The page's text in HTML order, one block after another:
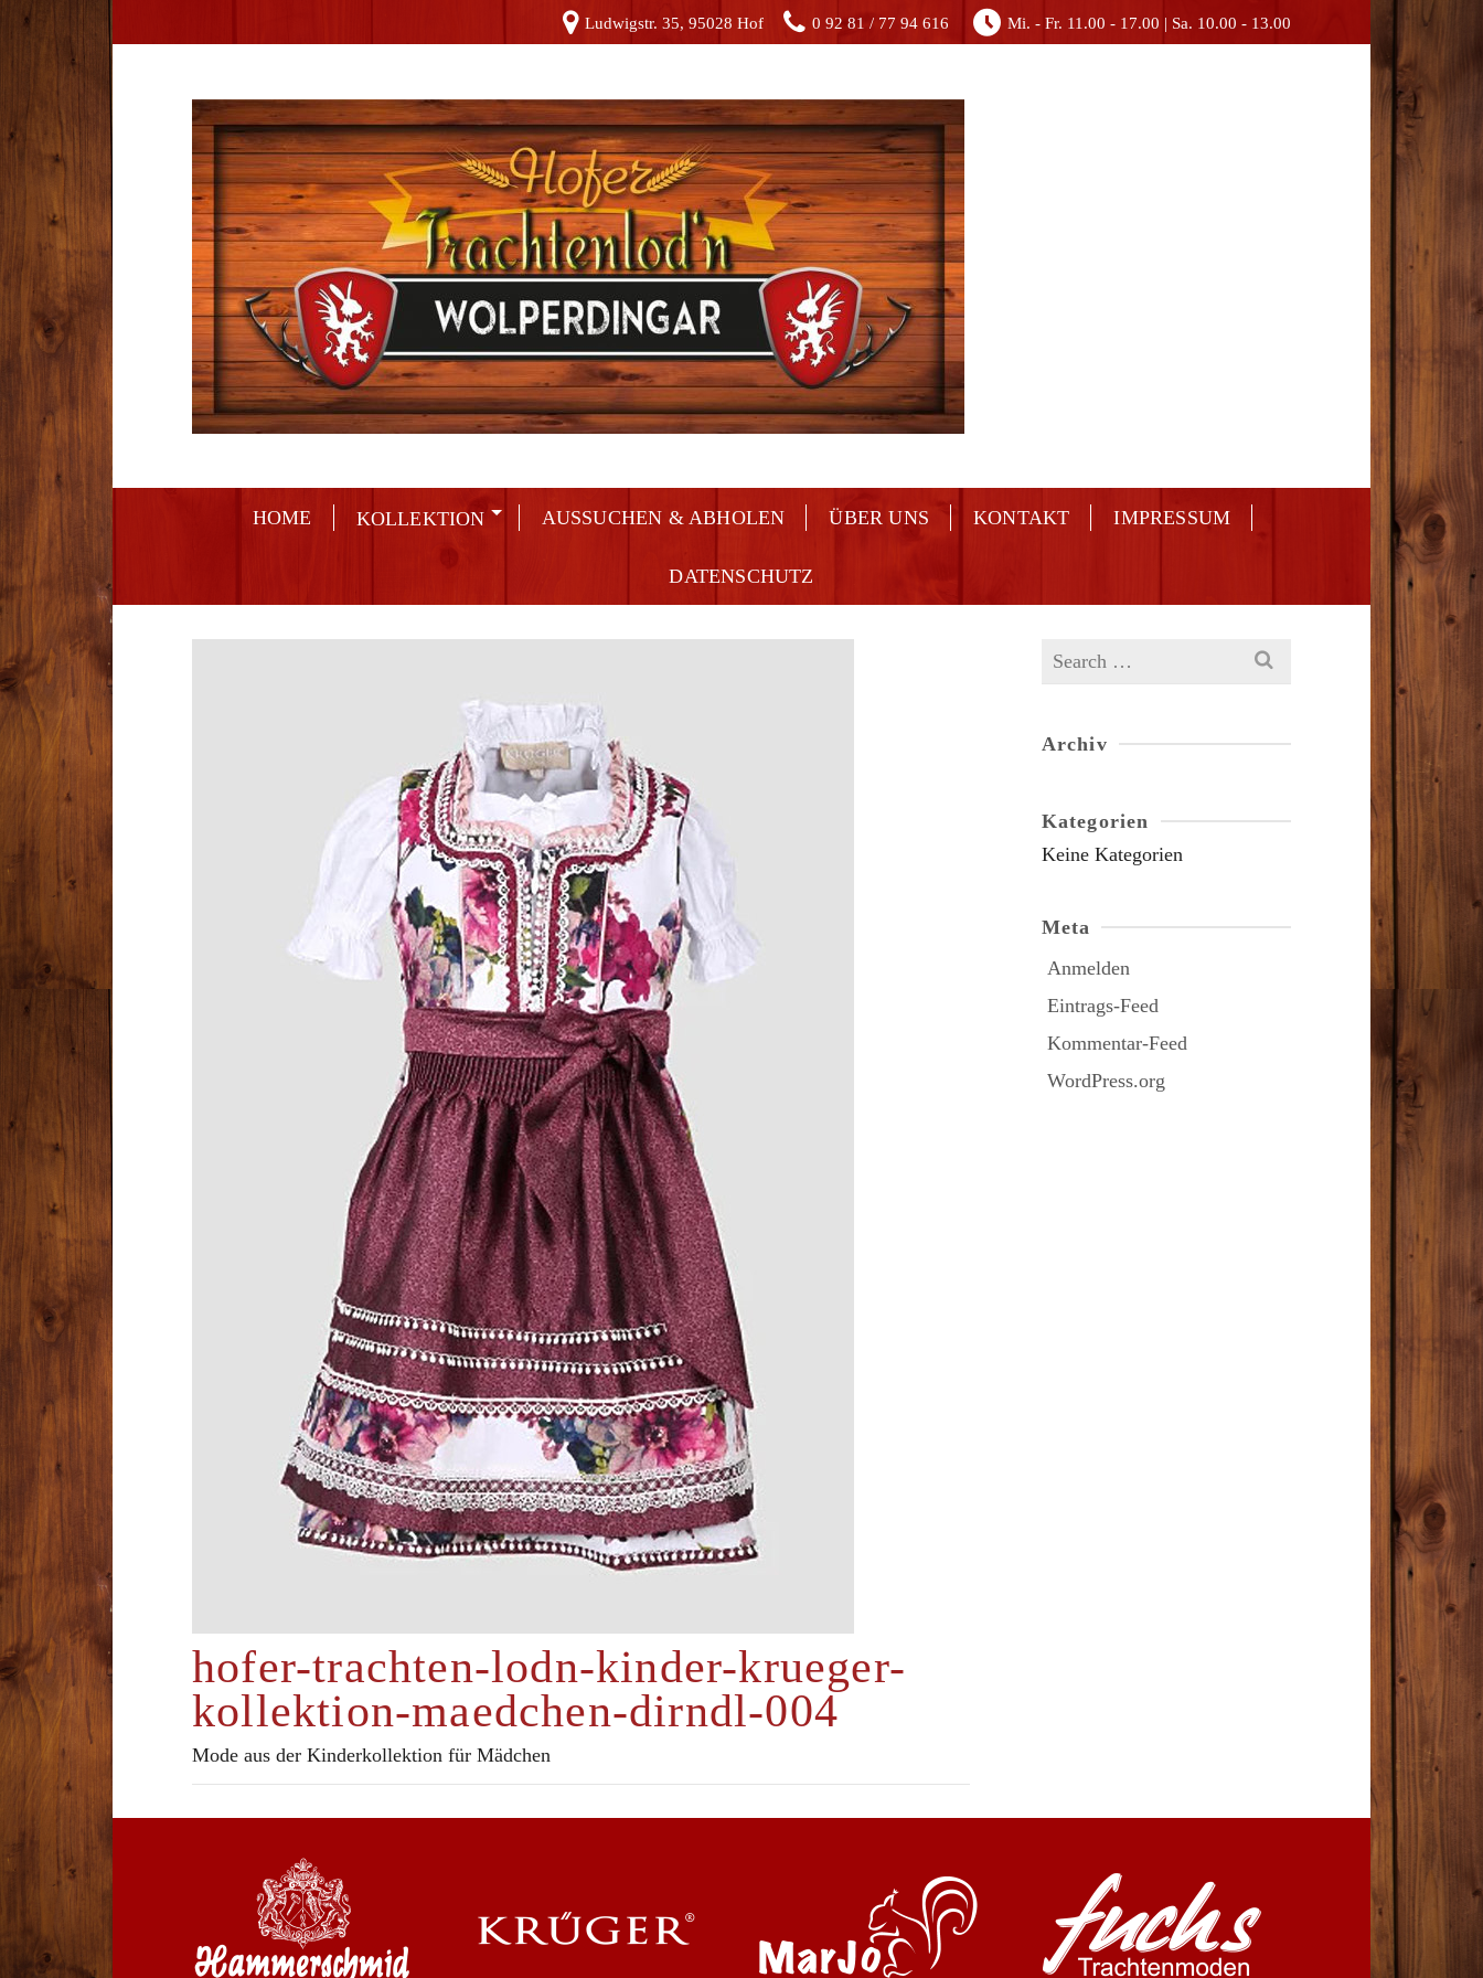
Ludwigstr. 35, 95028 Hof 0 92 81 / 77 94 616 Mi. - Fr. 11.00 - 17.00 | Sa. 10.00 - 13.00
HOME KOLLEKTION AUSSUCHEN & ABHOLEN ÜBER UNS KONTAKT IMPRESSUM
DATENSCHUTZ
hofer-trachten-lodn-kinder-krueger-
kollektion-maedchen-dirndl-004
Mode aus der Kinderkollektion für Mädchen
Search
for:
Archiv
Kategorien
Keine Kategorien
Meta
Anmelden
Eintrags-Feed
Kommentar-Feed
WordPress.org